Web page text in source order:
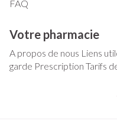
FAQ
Votre pharmacie
A propos de nous Liens
garde Prescription Tarifs